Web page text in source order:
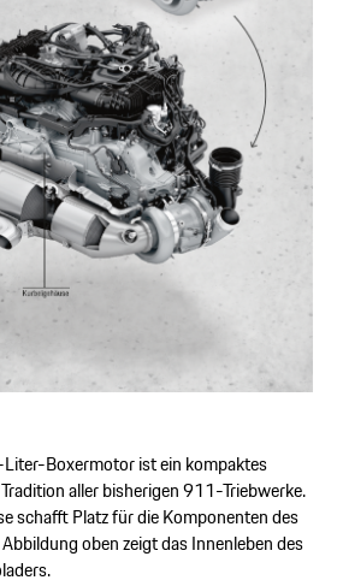
Boxermotor ist ein kompaktes
aller bisherigen 911-Triebwerke.
schafft Platz für die Komponenten des
oben zeigt das Innenleben des